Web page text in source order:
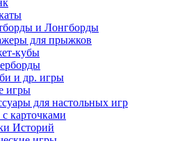
и Лонгборды
для прыжков
кубы
и др. игры
игры
для настольных игр
карточками
Историй